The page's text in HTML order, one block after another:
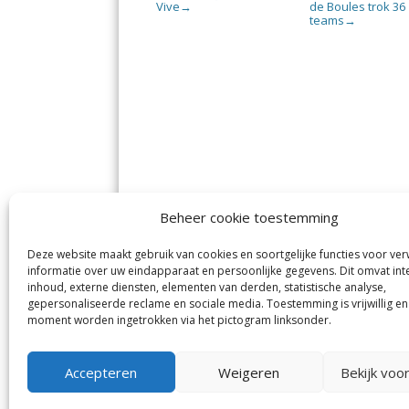
Beheer cookie toestemming
Deze website maakt gebruik van cookies en soortgelijke functies voor
informatie over uw eindapparaat en persoonlijke gegevens. Dit omvat
inhoud, externe diensten, elementen van derden, statistische analyse,
gepersonaliseerde reclame en sociale media. Toestemming is vrijwillig
moment worden ingetrokken via het pictogram linksonder.
Accepteren Weigeren Bekijk
Vive →
de Boules trok 36
teams →
De Nieuwe Meerbode
Visserstraat 10
1431 GJ Aalsmeer
0297-341900
info@meerbode.nl
en
De